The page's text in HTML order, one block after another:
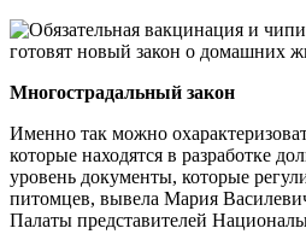
Многострадальный закон
Именно так можно
которые находятся в разработке
уровень документы, которые
питомцев, вывела Мария
Палаты представителей